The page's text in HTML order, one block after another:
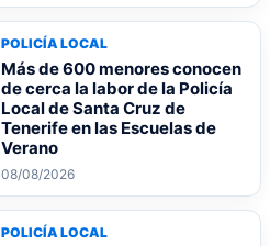
POLICÍA LOCAL
Más de 600 menores conocen
de cerca la labor de la Policía
Local de Santa Cruz de
Tenerife en las Escuelas de
Verano
08/08/2026
POLICÍA LOCAL